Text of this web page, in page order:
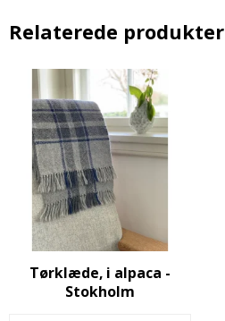
Relaterede produkter
Tørklæde, i alpaca -
Stokholm